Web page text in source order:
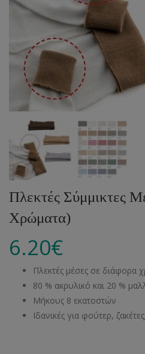
Πλεκτές Σύμμικτες
Χρώματα)
6.20€
Πλεκτές μέσες σε διάφορα
80 % ακρυλικό και 20 %
Μήκους 8 εκατοστών
Ιδανικές για φούτερ,